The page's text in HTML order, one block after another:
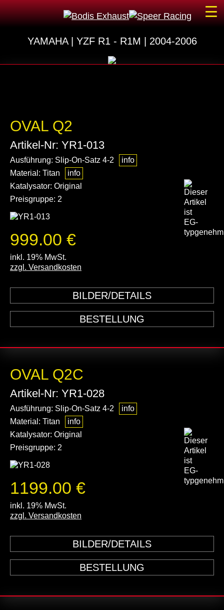
YAMAHA | YZF R1 - R1M | 2004-2006
OVAL Q2
Artikel-Nr: YR1-013
Ausführung: Slip-On-Satz 4-2
info
Material: Titan
info
Katalysator: Original
Preisgruppe: 2
999.00 €
inkl. 19% MwSt.
zzgl. Versandkosten
BILDER/DETAILS
BESTELLUNG
OVAL Q2C
Artikel-Nr: YR1-028
Ausführung: Slip-On-Satz 4-2
info
Material: Titan
info
Katalysator: Original
Preisgruppe: 2
1199.00 €
inkl. 19% MwSt.
zzgl. Versandkosten
BILDER/DETAILS
BESTELLUNG
☰